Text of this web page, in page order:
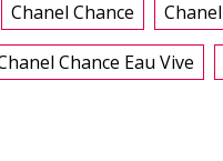
Chanel Chance
Chance Eau Vive